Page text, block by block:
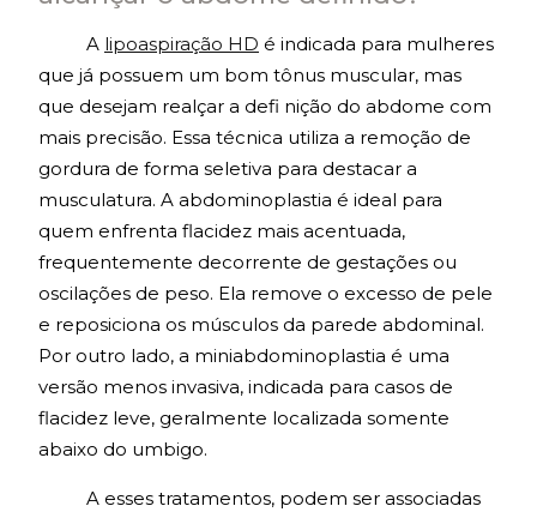
A lipoaspiração HD é indicada para mulheres
que já possuem um bom tônus muscular, mas
que desejam realçar a defi nição do abdome com
mais precisão. Essa técnica utiliza a remoção de
gordura de forma seletiva para destacar a
musculatura. A abdominoplastia é ideal para
quem enfrenta flacidez mais acentuada,
frequentemente decorrente de gestações ou
oscilações de peso. Ela remove o excesso de pele
e reposiciona os músculos da parede abdominal.
Por outro lado, a miniabdominoplastia é uma
versão menos invasiva, indicada para casos de
flacidez leve, geralmente localizada somente
abaixo do umbigo.
A esses tratamentos, podem ser associadas